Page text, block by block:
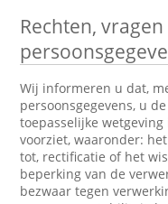
Rechten,
Wij informeren u dat,
persoonsgegevens, u
toepasselijke
voorziet, waaronder:
tot, rectificatie of het
beperking van de
bezwaar tegen